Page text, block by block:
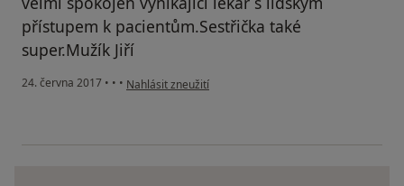
přístupem k pacientům.Sestřička také
super.Mužík Jiří
24. června 2017 • • • podle názoru uživatele Váš účet byl odstraněn
Nahlásit zneužití